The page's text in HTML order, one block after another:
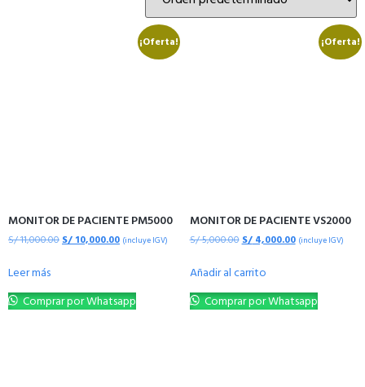
¡Oferta!
MONITOR DE PACIENTE PM5000
S/11,000.00 S/ 10,000.00 (incluye IGV)
Leer más
Comprar por Whatsapp
¡Oferta!
MONITOR DE PACIENTE VS2000
S/5,000.00 S/4,000.00 (incluye IGV)
Añadir al carrito
Comprar por Whatsapp